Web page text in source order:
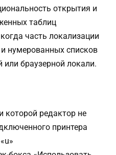
открытия и
таблиц
часть локализации
нумерованных списков
или браузерной локали.
которой редактор не
принтера